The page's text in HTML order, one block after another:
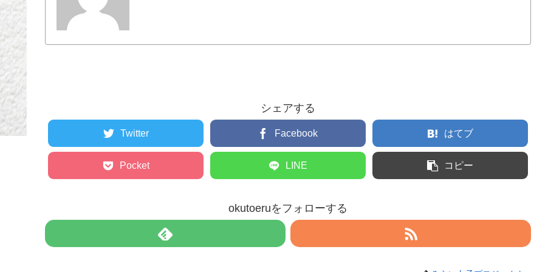
シェアする
Twitter Facebook はてブ
Pocket LINE コピー
okutoeruをフォローする